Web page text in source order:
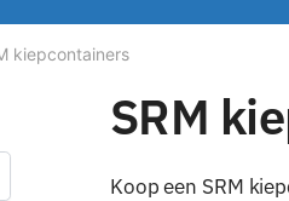
kiepcontainers
SRM
Koop een SRM